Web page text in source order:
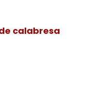
calabresa